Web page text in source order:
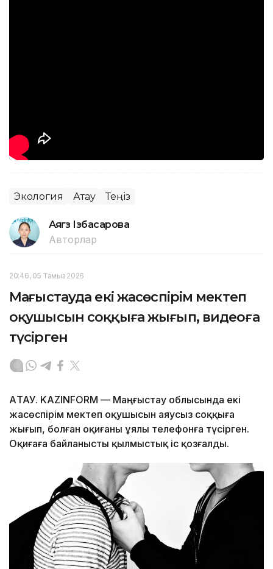
Экология Ақтау Теңіз
Аягөз Ізбасарова
Авторлар
20:46, 05 Тамыз 2026
Маңғыстауда екі жасөспірім мектеп
оқушысын соққыға жығып, видеоға
түсірген
АҚТАУ. KAZINFORM — Маңғыстау облысында екі
жасөспірім мектеп оқушысын аяусыз соққыға
жығып, болған оқиғаны ұялы телефонға түсірген.
Оқиғаға байланысты қылмыстық іс қозғалды.